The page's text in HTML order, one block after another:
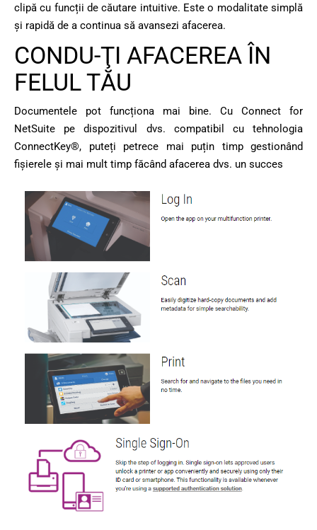
clipă cu funcții de căutare intuitive. Este o modalitate simplă
și rapidă de a continua să avansezi afacerea.
CONDU-ŢI AFACEREA ÎN
FELUL TĂU
Documentele pot funcționa mai bine. Cu Connect for
NetSuite pe dispozitivul dvs. compatibil cu tehnologia
ConnectKey®, puteți petrece mai puțin timp gestionând
fișierele și mai mult timp făcând afacerea dvs. un succes